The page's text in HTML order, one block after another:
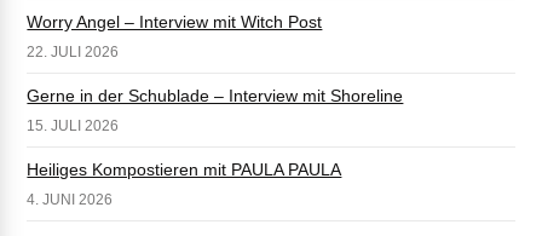
Worry Angel – Interview mit Witch Post
22. JULI 2026
Gerne in der Schublade – Interview mit Shoreline
15. JULI 2026
Heiliges Kompostieren mit PAULA PAULA
4. JUNI 2026